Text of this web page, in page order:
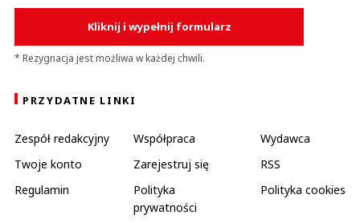
Kliknij i wypełnij formularz
* Rezygnacja jest możliwa w każdej chwili.
PRZYDATNE LINKI
Zespół redakcyjny Współpraca
Wydawca
Twoje konto
Zarejestruj się
RSS
Regulamin
Polityka
prywatności
Polityka cookies